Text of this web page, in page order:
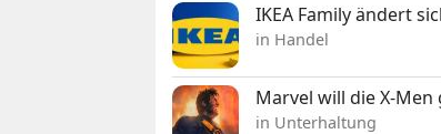
IKEA Family ändert
in Handel
Marvel will die X-
in Unterhaltung